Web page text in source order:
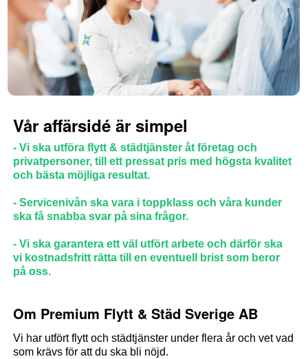
Vår affärsidé är simpel
- Vi ska utföra flytt & städtjänster åt företag och
privatpersoner, till ett pressat pris med högsta kvalitet
och bästa möjliga resultat.
- Servicenivån ska vara i toppklass och våra kunder
ska få snabba svar på sina frågor.
- Vi ska garantera ett väl utfört arbete och därför ska
vi kostnadsfritt rätta till en eventuell brist som beror
på oss.
Om Premium Flytt & Städ Sverige AB
Vi har utfört flytt och städtjänster under flera år och vet vad
som krävs för att du ska bli nöjd.